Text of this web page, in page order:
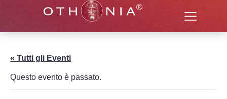
« Tutti gli Eventi
Questo evento è passato.